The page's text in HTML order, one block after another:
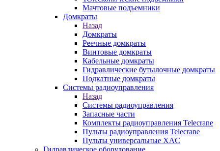
Мачтовые подъемники
Домкраты
Назад
Домкраты
Реечные домкраты
Винтовые домкраты
Кабельные домкраты
Гидравлические бутылочные домкраты
Подкатные домкраты
Системы радиоуправления
Назад
Системы радиоуправления
Запасные части
Комплекты радиоуправления Telecrane
Пульты радиоуправления Telecrane
Пульты универсальные XAC
Гидравлическое оборудование